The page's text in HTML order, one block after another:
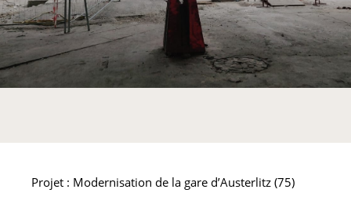
Projet : Modernisation de la gare d’Austerlitz (75)